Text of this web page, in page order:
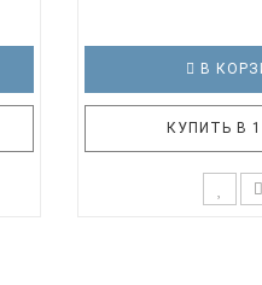
В
КУПИТЬ В